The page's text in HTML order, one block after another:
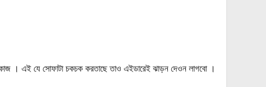
। এই যে সোফাটা চকচক করতাছে তাও এইডারেই ঝাড়ন দেওন লাগবো ।